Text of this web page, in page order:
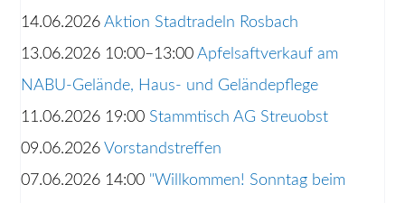
14.06.2026 Aktion Stadtradeln Rosbach
13.06.2026 10:00–13:00 Apfelsaftverkauf am
NABU-Gelände, Haus- und Geländepflege
11.06.2026 19:00 Stammtisch AG Streuobst
09.06.2026 Vorstandstreffen
07.06.2026 14:00 "Willkommen! Sonntag beim